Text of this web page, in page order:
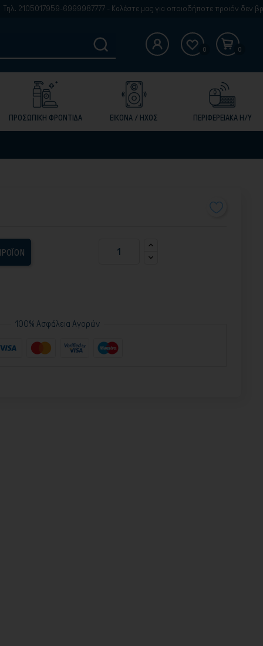
6999987777 - Καλέστε μας για οποιοδήποτε προιόν δεν βρίσκετε στην
0 0
ΕΙΚΟΝΑ / ΗΧΟΣ ΠΕΡΙΦΕΡΕΙΑΚΑ Η/Υ
ΠΡΟΣΩΠΙΚΗ ΦΡΟΝΤΙΔΑ
100% Ασφάλεια Αγορών